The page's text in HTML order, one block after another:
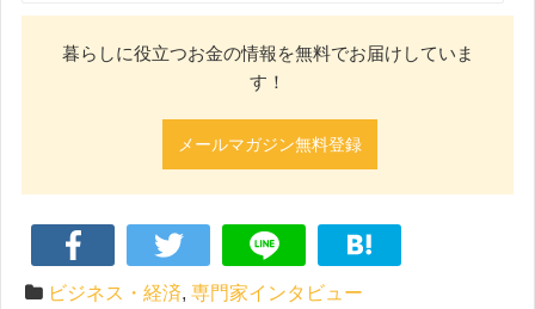
暮らしに役立つお金の情報を無料でお届けしていま
す！
メールマガジン無料登録
ビジネス・経済, 専門家インタビュー